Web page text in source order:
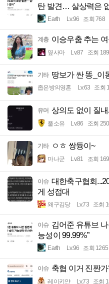
탄 발견… 살상력은
Earth Lv.96 조회 768
계층 이승우춤 추는
옆사마 Lv.87 조회
기타 땅보가 싼 똥_이
좁은방의영혼 Lv.63 조회
유머 상의도 없이 질
풀소유 Lv.86 조회
기타 ㅇㅎ 쌍듕이~
마나군 Lv.81 조회
이슈 대한축구협회
게 성접대
왜구김당 Lv.73 조회
이슈 김어준 유튜브
능성이 99.99%”
Earth Lv.96 조회 1265
이슈 축협 이거 진짠
레이키얀 Lv.73 조회